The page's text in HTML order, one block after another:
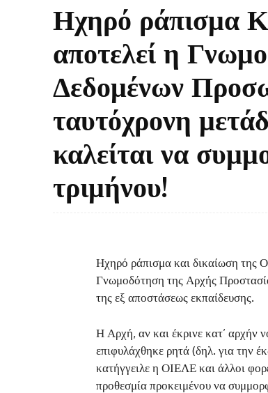
Ηχηρό ράπισμα
αποτελεί η
Δεδομένων
ταυτόχρονη
καλείται να
τριμήνου!
Ηχηρό ράπισμα και δικαίωση της
Γνωμοδότηση της Αρχής
της εξ αποστάσεως εκπαίδευσης.
Η Αρχή, αν και έκρινε κατ’ αρχήν
επιφυλάχθηκε ρητά (δηλ. για την
κατήγγειλε η ΟΙΕΛΕ και άλλοι
προθεσμία προκειμένου να